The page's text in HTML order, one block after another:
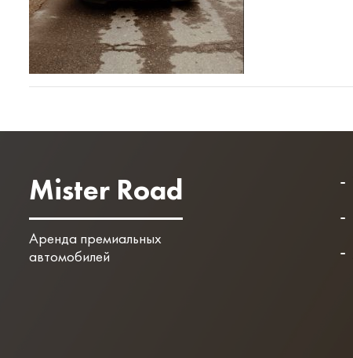
Mister Road
Аренда премиальных
автомобилей